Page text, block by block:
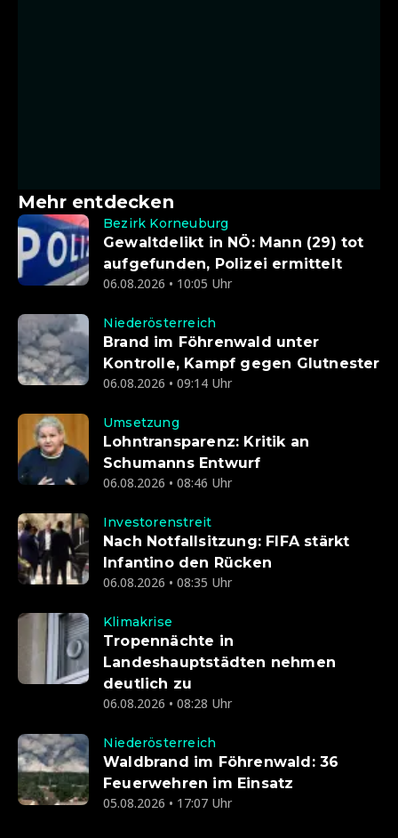
Mehr entdecken
Bezirk Korneuburg
Gewaltdelikt in NÖ: Mann (29) tot
aufgefunden, Polizei ermittelt
06.08.2026 • 10:05 Uhr
Niederösterreich
Brand im Föhrenwald unter
Kontrolle, Kampf gegen Glutnester
06.08.2026 • 09:14 Uhr
Umsetzung
Lohntransparenz: Kritik an
Schumanns Entwurf
06.08.2026 • 08:46 Uhr
Investorenstreit
Nach Notfallsitzung: FIFA stärkt
Infantino den Rücken
06.08.2026 • 08:35 Uhr
Klimakrise
Tropennächte in
Landeshauptstädten nehmen
deutlich zu
06.08.2026 • 08:28 Uhr
Niederösterreich
Waldbrand im Föhrenwald: 36
Feuerwehren im Einsatz
05.08.2026 • 17:07 Uhr